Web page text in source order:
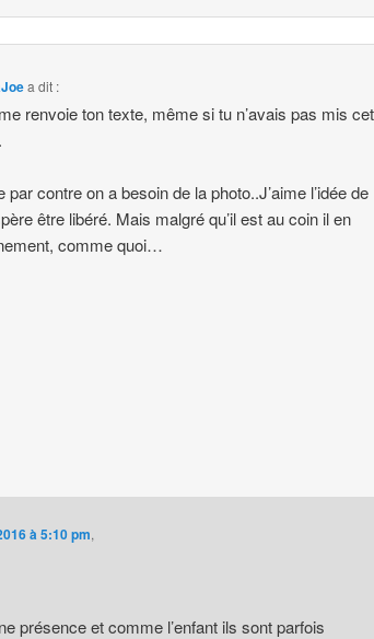
a dit :
renvoie ton texte, même si tu n’avais pas mis
contre on a besoin de la photo..J’aime l’idée de
être libéré. Mais malgré qu’il est au coin il en
comme quoi…
à 5:10 pm,
présence et comme l’enfant ils sont parfois